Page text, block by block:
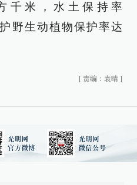
千米，水土保持率
野生动植物保护率达
[ 责编：袁晴 ]